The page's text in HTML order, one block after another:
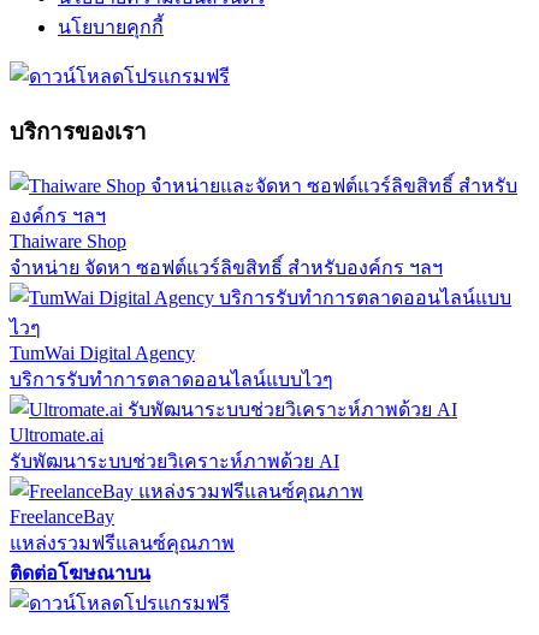
นโยบายคุกกี้
บริการของเรา
Thaiware Shop
จำหน่าย จัดหา ซอฟต์แวร์ลิขสิทธิ์ สำหรับองค์กร ฯลฯ
TumWai Digital Agency
บริการรับทำการตลาดออนไลน์แบบไวๆ
Ultromate.ai
รับพัฒนาระบบช่วยวิเคราะห์ภาพด้วย AI
FreelanceBay
แหล่งรวมฟรีแลนซ์คุณภาพ
ติดต่อโฆษณาบน